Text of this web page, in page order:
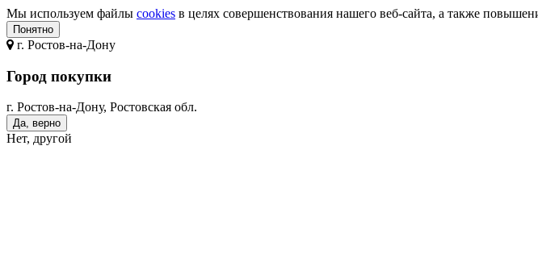
Мы используем файлы cookies в целях совершенствования нашего веб-сайта, а также
Понятно
г. Ростов-на-Дону
Город покупки
г. Ростов-на-Дону, Ростовская обл.
Да, верно
Нет, другой